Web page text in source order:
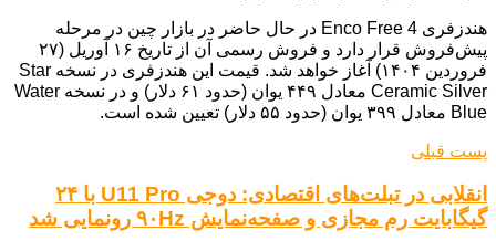
هندزفری Enco Free 4 در حال حاضر در بازار چین در مرحله
پیش‌فروش قرار دارد و فروش رسمی آن از تاریخ ۱۶ آوریل (۲۷
فروردین ۱۴۰۴) آغاز خواهد شد. قیمت این هندزفری در نسخه Star
Ceramic Silver معادل ۴۴۹ یوان (حدود ۶۱ دلار) و در نسخه Water
Blue معادل ۳۹۹ یوان (حدود ۵۵ دلار) تعیین شده است.
پست قبلی
انقلابی در تبلت‌های اقتصادی: دوجی U11 Pro با ۲۴
گیگابایت رم مجازی و صفحه‌نمایش ۹۰Hz رونمایی شد